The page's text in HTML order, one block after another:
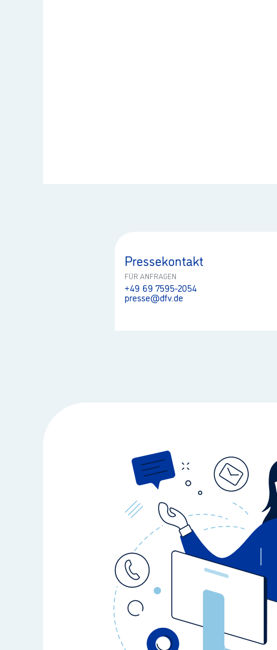
Pressekontakt
FÜR ANFRAGEN
+49 69 7595-2054
presse@dfv.de